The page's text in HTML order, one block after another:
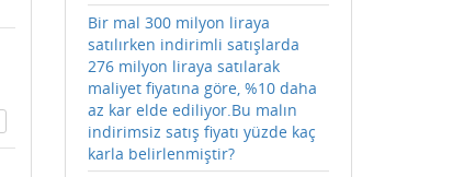
Bir mal 300 milyon liraya
satılırken indirimli satışlarda
276 milyon liraya satılarak
maliyet fiyatına göre, %10 daha
az kar elde ediliyor.Bu malın
indirimsiz satış fiyatı yüzde kaç
karla belirlenmiştir?